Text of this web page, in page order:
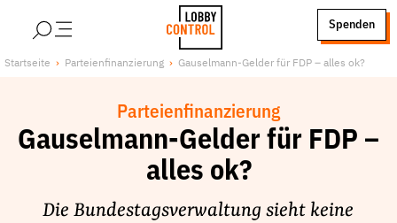
LobbyControl
Spenden
Über uns
Finanzierung
Publikationen und Material
Startseite Parteienfinanzierung Gauselmann-Gelder für FDP – alles ok?
Parteienfinanzierung
Gauselmann-Gelder für FDP –
alles ok?
Die Bundestagsverwaltung sieht keine